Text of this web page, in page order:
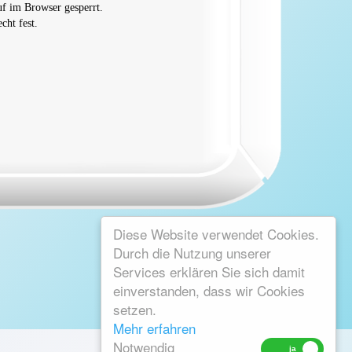
Diese Website verwendet Cookies.
Durch die Nutzung unserer
Services erklären Sie sich damit
einverstanden, dass wir Cookies
setzen.
Mehr erfahren
Notwendig
im Browser gesperrt.
fest.